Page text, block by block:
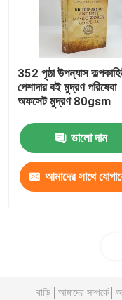
352 পৃষ্ঠা উপন্যাস
পেশাদার বই মুদ্রণ পরিষেবা
অফসেট মুদ্রণ 80gsm
ভালো দাম
আমাদের সাথে
বাড়ি আমাদের সম্পর্কে